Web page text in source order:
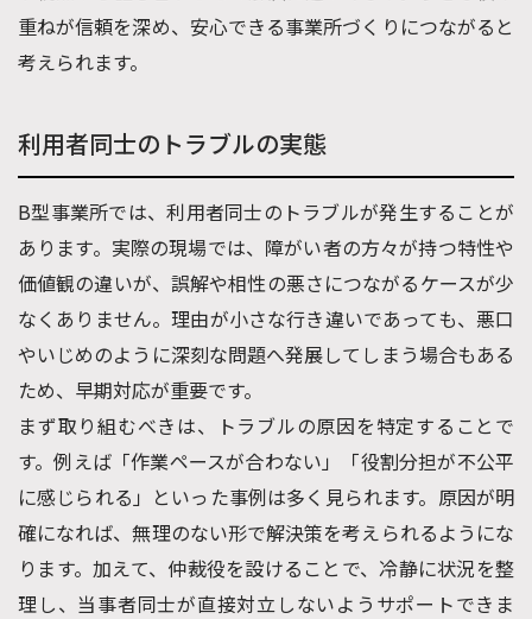
重ねが信頼を深め、安心できる事業所づくりにつながると
考えられます。
利用者同士のトラブルの実態
B型事業所では、利用者同士のトラブルが発生することが
あります。実際の現場では、障がい者の方々が持つ特性や
価値観の違いが、誤解や相性の悪さにつながるケースが少
なくありません。理由が小さな行き違いであっても、悪口
やいじめのように深刻な問題へ発展してしまう場合もある
ため、早期対応が重要です。
まず取り組むべきは、トラブルの原因を特定することで
す。例えば「作業ペースが合わない」「役割分担が不公平
に感じられる」といった事例は多く見られます。原因が明
確になれば、無理のない形で解決策を考えられるようにな
ります。加えて、仲裁役を設けることで、冷静に状況を整
理し、当事者同士が直接対立しないようサポートできま